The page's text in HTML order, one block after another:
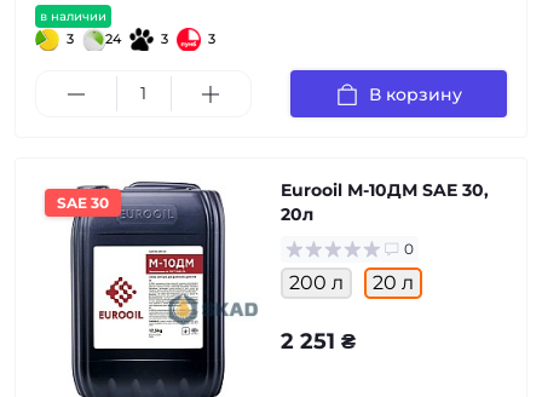
в наличии
3 24 3 3
В корзину
SAE 30
Eurooil М-10ДМ SAE 30,
20л
0
200 л 20 л
2 251 ₴